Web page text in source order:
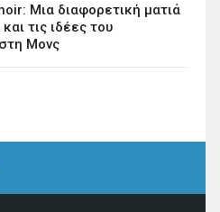
Μια διαφορετική ματιά
τις ιδέες του
Μονς